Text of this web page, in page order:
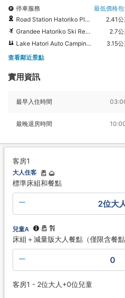
停車服務
最低價格
Road Station Hatoriko Plateau
2.41公
Grandee Hatoriko Ski Resort
2.7公
Lake Hatori Auto Camping Ground
3.15公
查看鄰近景點
實用資訊
最早入住時間
最晚退房時間
客房1
大人住客
標準床組和餐點
2位大
兒童A
床組＋減量版大人餐點（僅限含餐點
0
客房1 - 2位大人+0位兒童